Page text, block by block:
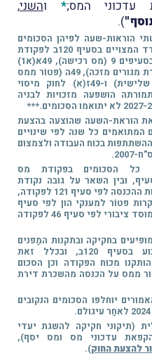
המס;* והשני,
).
הוראות-שעה לפיהן הסכומים
המתואמים כל שנה לפי שינויים במדד המצויים בסעיף 120ב לפקודת
מס הכנסה** וכן הסכומים המצויים בסעיפים 9 (מס רכישה), 49א(א1)
(תקרת הפטוֹר ממס שבח במכירת דירת מגורים מזכה), 49ה (פטוֹר ממס
שבח בהחלפת שת דירות בדירה שלישית) ו-49ז(א) לחוק מיסוי
הושפעה מזכויות לבניה
הוראת-השעה שהוצעה בהצעת
כל שנה לפי שינויים
בכוח העבודה ולצמצום
הסכומים בפקודת מס
ובין השאר על גובה נקודת
הזיכוי לפי סעיף 33א לפקודה, מדרגות ההכנסה לפי סעיף 121 לפקודה,
פטוֹר למענקי הון לפי סעיף
9(7א) לפקודה, זיכוי ממס בתרומה למוסד ציבורי לפי סעיף 46 לפקודה
בחקיקה ובתקנות המַפנים
אל מנגנון תיאום הסכומים הקבוע בסעיף 120ב, ובכלל זאת
מכוח הפקודה וכן הסכום
(פטור ממס על הכנסה מהשכרת דירת
יוחלפו הסכומים הנקובים
(תיקוני חקיקה להשגת יעדי
לשנת התקציב 2025) (הקפאת עדכוני מס ומס יסף),
להצעת החוק).